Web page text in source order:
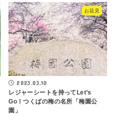
お花見
2023.03.10
レジャーシートを持ってLet’s
Go！つくばの梅の名所「梅園公
園」